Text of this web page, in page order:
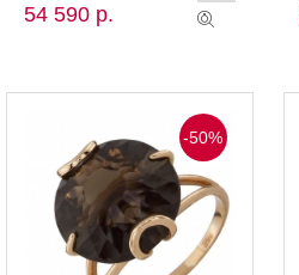
54 590 р.
-50%